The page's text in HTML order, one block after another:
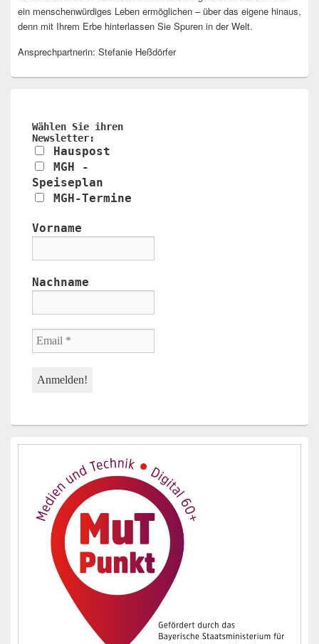
ein menschenwürdiges Leben ermöglichen – über das eigene hinaus,
denn mit Ihrem Erbe hinterlassen Sie Spuren in der Welt.
Ansprechpartnerin: Stefanie Heßdörfer
Wählen Sie ihren
Newsletter:
Hauspost
MGH -
Speiseplan
MGH-Termine
Vorname
Nachname